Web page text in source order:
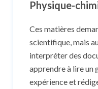
Physique-
Ces matières
scientifique, mais
interpréter des
apprendre à lire un
expérience et